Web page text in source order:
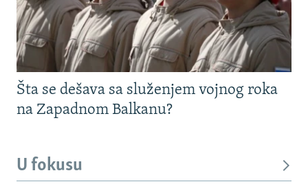
Šta se dešava sa služenjem vojnog roka
na Zapadnom Balkanu?
U fokusu